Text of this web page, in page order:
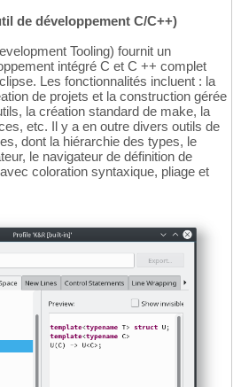
de développement C/C++)
Tooling) fournit un
intégré C et C ++ complet
Les fonctionnalités incluent : la
de projets et la construction gérée
la création standard de make, la
etc. Il y a en outre divers outils de
dont la hiérarchie des types, le
le navigateur de définition de
coloration syntaxique, pliage et